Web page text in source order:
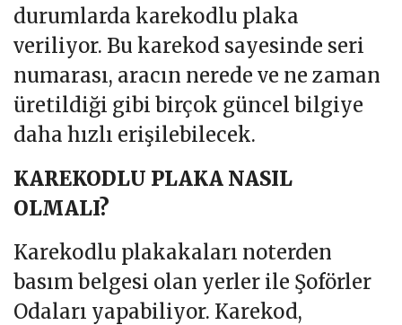
durumlarda karekodlu plaka
veriliyor. Bu karekod sayesinde seri
numarası, aracın nerede ve ne zaman
üretildiği gibi birçok güncel bilgiye
daha hızlı erişilebilecek.
KAREKODLU PLAKA NASIL
OLMALI?
Karekodlu plakakaları noterden
basım belgesi olan yerler ile Şoförler
Odaları yapabiliyor. Karekod,